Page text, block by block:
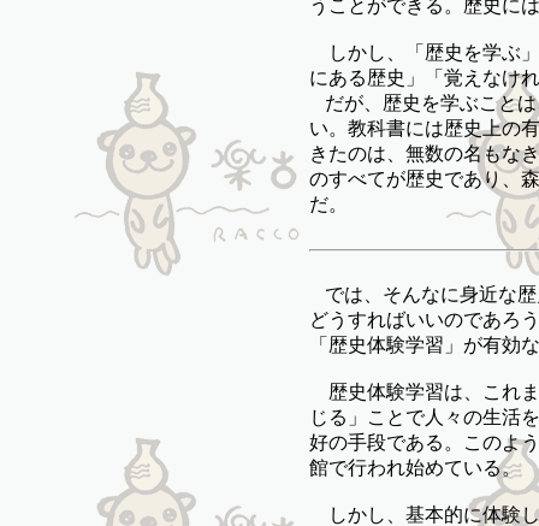
うことができる。歴史に
しかし、「歴史を学ぶ
にある歴史」「覚えなけ
だが、歴史を学ぶこと
い。教科書には歴史上の
きたのは、無数の名もな
のすべてが歴史であり、
だ。
では、そんなに身近な
どうすればいいのであろ
「歴史体験学習」が有効
歴史体験学習は、これ
じる」ことで人々の生活
好の手段である。このよ
館で行われ始めている。
しかし、基本的に体験